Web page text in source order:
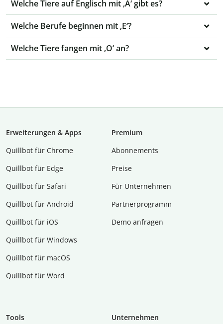
Welche Tiere auf Englisch mit ‚A‘ gibt es?
Welche Berufe beginnen mit ‚E‘?
Welche Tiere fangen mit ‚O‘ an?
Erweiterungen & Apps
Quillbot für Chrome
Quillbot für Edge
Quillbot für Safari
Quillbot für Android
Quillbot für iOS
Quillbot für Windows
Quillbot für macOS
Quillbot für Word
Premium
Abon­ne­ments
Preise
Für Unternehmen
Partnerprogramm
Demo anfragen
Tools
Unternehmen